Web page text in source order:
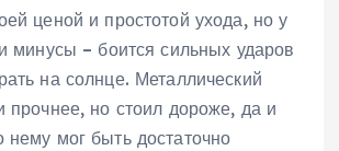
ценой и простотой ухода, но у
минусы – боится сильных ударов
на солнце. Металлический
прочнее, но стоил дороже, да и
мог быть достаточно